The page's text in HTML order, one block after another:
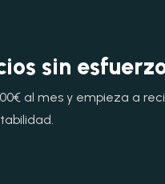
sin
al mes y empieza a